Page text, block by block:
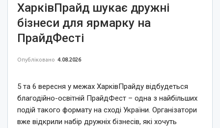
ХарківПрайд шукає дружні
бізнеси для ярмарку на
ПрайдФесті
Опубліковано 4.08.2026
5 та 6 вересня у межах ХарківПрайду відбудеться
благодійно-освітній ПрайдФест – одна з найбільших
подій такого формату на сході України. Організатори
вже відкрили набір дружніх бізнесів, які хочуть